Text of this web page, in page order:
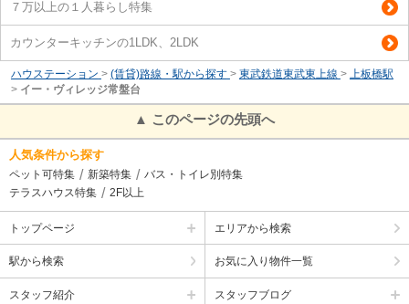
７万以上の１人暮らし特集
カウンターキッチンの1LDK、2LDK
ハウステーション > (賃貸)路線・駅から探す > 東武鉄道東武東上線 > 上板橋駅
> イー・ヴィレッジ常盤台
▲ このページの先頭へ
人気条件から探す
ペット可特集 新築特集
バス・トイレ別特集
テラスハウス特集
2F以上
トップページ エリアから検索
駅から検索 お気に入り物件一覧
スタッフ紹介 スタッフブログ